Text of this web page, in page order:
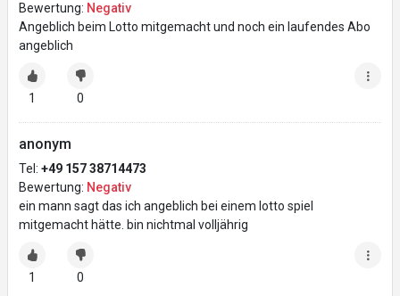
Bewertung: Negativ
Angeblich beim Lotto mitgemacht und noch ein laufendes Abo
angeblich
1 0
anonym
Tel: +49 157 38714473
Bewertung: Negativ
ein mann sagt das ich angeblich bei einem lotto spiel
mitgemacht hätte. bin nichtmal volljährig
1 0